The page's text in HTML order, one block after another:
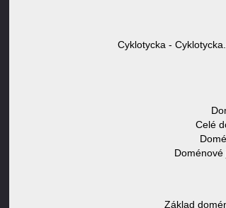
Cyklotycka -
Celé
Doménové
Základ